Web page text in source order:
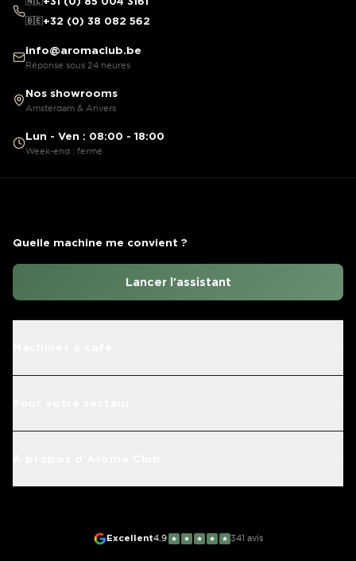
🇧🇪+32 (0) 38 082 562
info@aromaclub.be
Réponse sous 24 heures
Nos showrooms
Amsterdam & Anvers
Lun - Ven : 08:00 - 18:00
Week-end : fermé
Quelle machine me convient ?
Lancer l'assistant
Excellent4.9 ★ ★ ★ ★ ★ 341 avis